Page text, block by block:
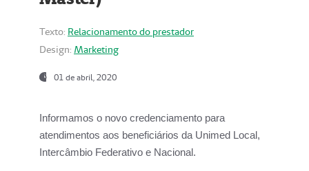
Texto: Relacionamento do prestador
Design: Marketing
01 de abril, 2020
Informamos o novo credenciamento para
atendimentos aos beneficiários da Unimed Local,
Intercâmbio Federativo e Nacional.